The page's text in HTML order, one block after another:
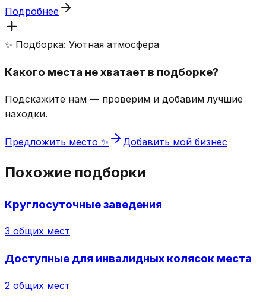
Подробнее
✨ Подборка: Уютная атмосфера
Какого места не хватает в подборке?
Подскажите нам — проверим и добавим лучшие
находки.
Предложить место ✨ Добавить мой бизнес
Похожие подборки
Круглосуточные заведения
3 общих мест
Доступные для инвалидных колясок места
2 общих мест